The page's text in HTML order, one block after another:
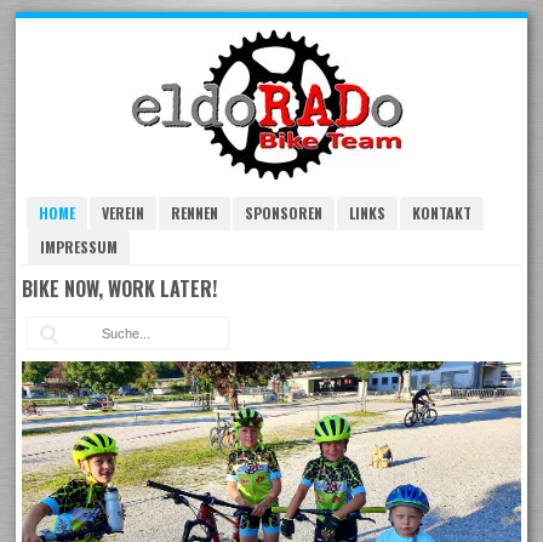
HOME VEREIN RENNEN SPONSOREN LINKS
KONTAKT
IMPRESSUM
BIKE NOW, WORK LATER!